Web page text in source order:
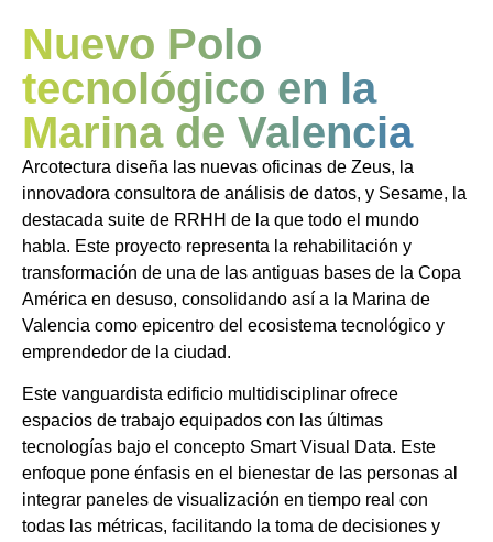
Nuevo Polo
tecnológico en la
Marina de Valencia
Arcotectura diseña las nuevas oficinas de Zeus, la
innovadora consultora de análisis de datos, y Sesame, la
destacada suite de RRHH de la que todo el mundo
habla. Este proyecto representa la rehabilitación y
transformación de una de las antiguas bases de la Copa
América en desuso, consolidando así a la Marina de
Valencia como epicentro del ecosistema tecnológico y
emprendedor de la ciudad.
Este vanguardista edificio multidisciplinar ofrece
espacios de trabajo equipados con las últimas
tecnologías bajo el concepto Smart Visual Data. Este
enfoque pone énfasis en el bienestar de las personas al
integrar paneles de visualización en tiempo real con
todas las métricas, facilitando la toma de decisiones y